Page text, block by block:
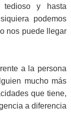
y hasta
podemos
nos puede llegar
a la persona
mucho más
que tiene,
a diferencia